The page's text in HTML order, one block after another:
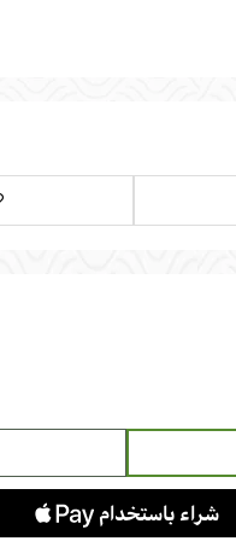
الالوان والمقاسات)